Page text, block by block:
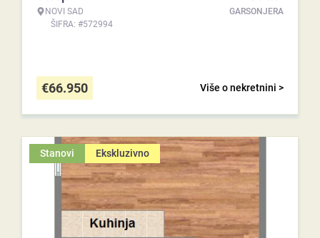
NOVI SAD
ŠIFRA: #572994
GARSONJERA
Više o nekretnini >
€66.950
Stanovi Ekskluzivno